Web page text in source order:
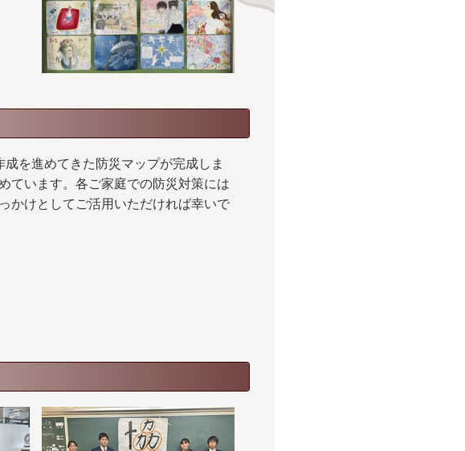
を進めてきた防災マップが完成しま
ています。各ご家庭での防災対策には
かけとしてご活用いただければ幸いで